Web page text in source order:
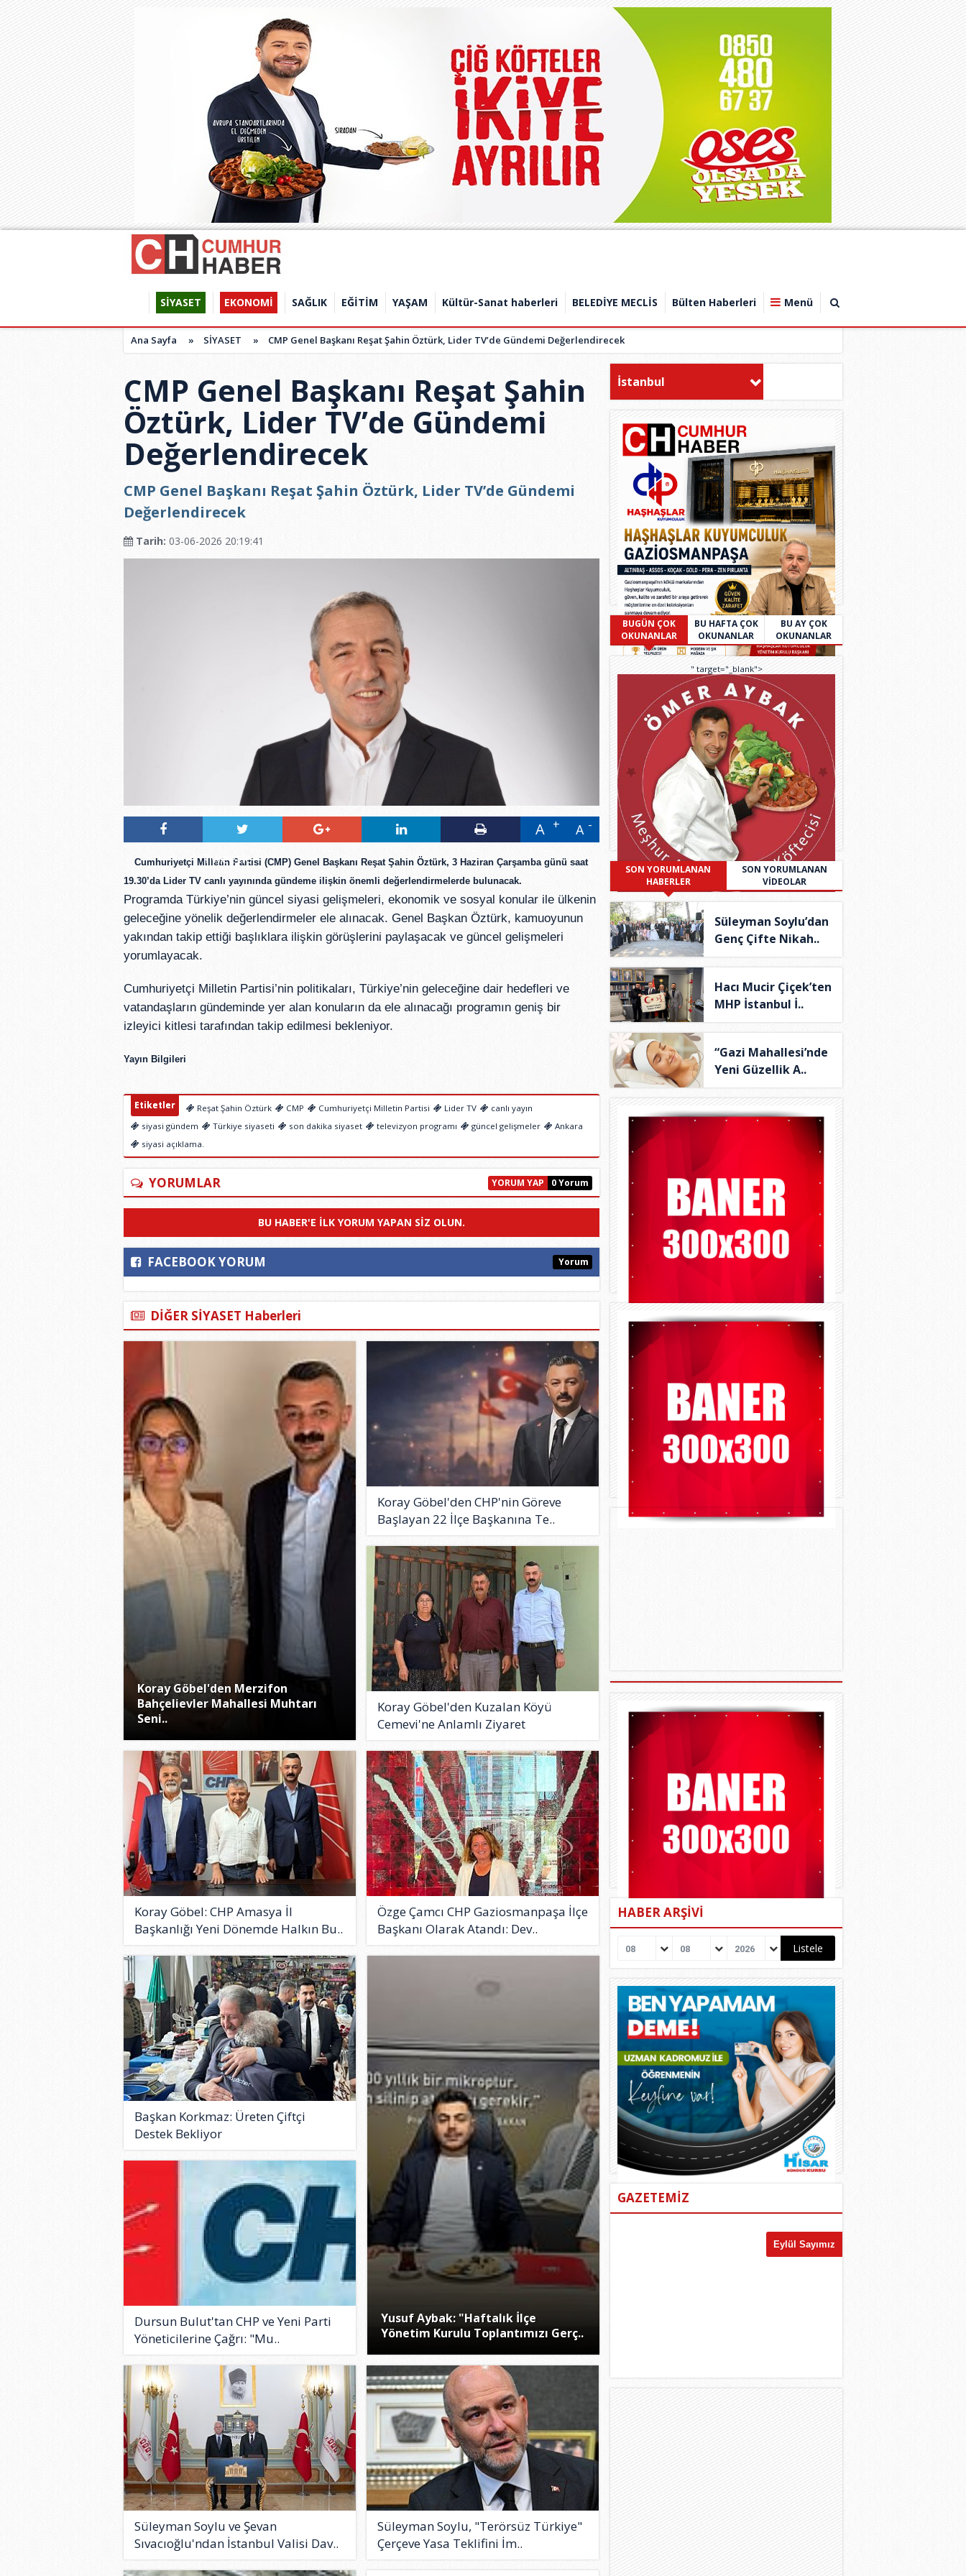
SİYASET EKONOMİ SAĞLIK EĞİTİM YAŞAM Kültür-Sanat haberleri BELEDİYE MECLİS Bülten Haberleri Menü
Ana Sayfa » SİYASET » CMP Genel Başkanı Reşat Şahin Öztürk, Lider TV’de Gündemi Değerlendirecek
CMP Genel Başkanı Reşat Şahin
Öztürk, Lider TV’de Gündemi
Değerlendirecek
CMP Genel Başkanı Reşat Şahin Öztürk, Lider TV’de Gündemi
Değerlendirecek
Tarih: 03-06-2026 20:19:41
Tweetle
A A
Cumhuriyetçi Milletin Partisi (CMP) Genel Başkanı Reşat Şahin Öztürk, 3 Haziran Çarşamba günü saat
19.30’da Lider TV canlı yayınındagündeme ilişkin önemli değerlendirmelerde bulunacak.
Programda Türkiye’nin güncel siyasi gelişmeleri, ekonomik ve sosyal konular ile ülkenin
geleceğine yönelik değerlendirmeler ele alınacak. Genel Başkan Öztürk, kamuoyunun
yakından takip ettiği başlıklara ilişkin görüşlerini paylaşacak ve güncel gelişmeleri
yorumlayacak.
Cumhuriyetçi Milletin Partisi’nin politikaları, Türkiye’nin geleceğine dair hedefleri ve
vatandaşların gündeminde yer alan konuların da ele alınacağı programın geniş bir
izleyici kitlesi tarafından takip edilmesi bekleniyor.
Yayın Bilgileri
Etiketler Reşat Şahin Öztürk CMP Cumhuriyetçi Milletin Partisi Lider TV
canlı yayın
siyasi gündem
Türkiye siyaseti son dakika siyaset televizyon programı güncel gelişmeler
Ankara
siyasi açıklama.
YORUMLAR 0 Yorum
YORUM YAP
BU HABER'E ILK YORUM YAPAN SIZ OLUN.
FACEBOOK YORUM Yorum
DİĞER SİYASET Haberleri
Koray Göbel'den Merzifon
Bahçelievler Mahallesi Muhtarı
Seni..
Koray Göbel'den CHP'nin Göreve
Başlayan 22 İlçe Başkanına Te..
Koray Göbel'den Kuzalan Köyü
Cemevi'ne Anlamlı Ziyaret
Koray Göbel: CHP Amasya İl
Başkanlığı Yeni Dönemde Halkın Bu..
Özge Çamcı CHP Gaziosmanpaşa İlçe
Başkanı Olarak Atandı: Dev..
Yusuf Aybak: "Haftalık İlçe
Yönetim Kurulu Toplantımızı Gerç..
Başkan Korkmaz: Üreten Çiftçi
Destek Bekliyor
Dursun Bulut'tan CHP ve Yeni Parti
Yöneticilerine Çağrı: "Mu..
Süleyman Soylu ve Şevan
Sıvacıoğlu'ndan İstanbul Valisi Dav..
Süleyman Soylu, "Terörsüz Türkiye"
Çerçeve Yasa Teklifini İm..
İstanbul
BUGÜN ÇOK
OKUNANLAR
BU HAFTA ÇOK
OKUNANLAR
BU AY ÇOK
OKUNANLAR
" target="_blank">
SON YORUMLANAN
HABERLER
SON YORUMLANAN
VİDEOLAR
Süleyman Soylu’dan
Genç Çifte Nikah..
Hacı Mucir Çiçek’ten
MHP İstanbul İ..
“Gazi Mahallesi’nde
Yeni Güzellik A..
HABER ARŞİVİ
08 08 2026
GAZETEMİZ